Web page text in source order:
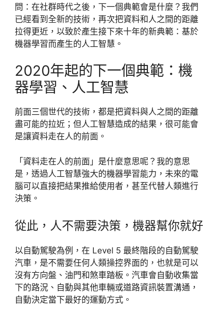
問：在社群時代之後，下一個典範會是什麼？我們
已經看到全新的技術，再次把資料和人之間的距離
拉得更近，以致於產生接下來十年的新典範：基於
機器學習而產生的人工智慧。
2020年起的下一個典範：機
器學習、人工智慧
前面三個世代的技術，都是把資料與人之間的距離
盡可能的拉近；但人工智慧造成的結果，很可能會
是讓資料走在人的前面。
「資料走在人的前面」是什麼意思呢？我的意思
是，透過人工智慧強大的機器學習能力，未來的電
腦可以直接把結果推給使用者，甚至代替人類進行
決策。
從此，人不需要決策，機器幫你就好
以自動駕駛為例，在 Level 5 最終階段的自動駕駛
汽車，是不需要任何人類操控界面的，也就是可以
沒有方向盤、油門和煞車踏板。汽車會自動收集當
下的路況、自動與其他車輛或道路資訊裝置溝通，
自動決定當下最好的運動方式。